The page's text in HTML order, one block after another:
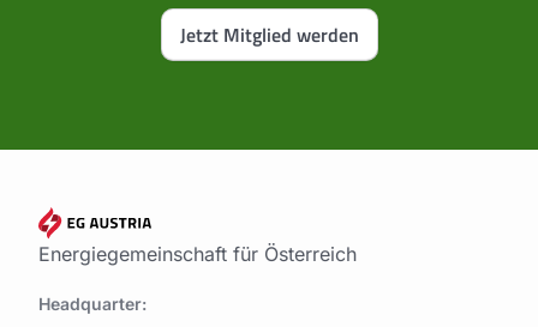
Jetzt Mitglied werden
Energiegemeinschaft für Österreich
Headquarter: